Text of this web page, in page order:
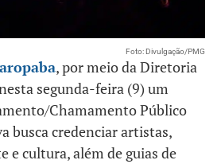
Foto: Divulgação/PMG
, por meio da Diretoria
segunda-feira (9) um
Chamamento Público
busca credenciar artistas,
e cultura, além de guias de